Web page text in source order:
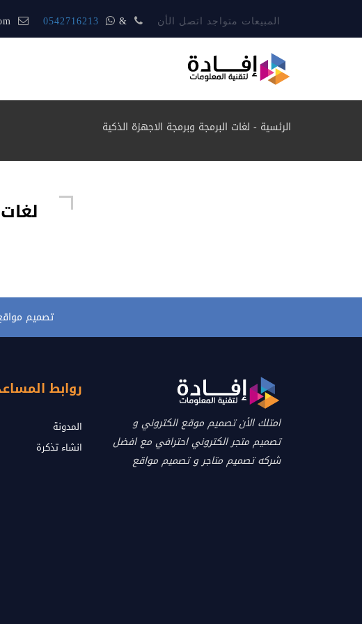
المبيعات متواجد اتصل الأن &
0542716213
الرئسية - لغات البرمجة وبرمجة الاجهزة الذكية
تصميم
امتلك الأن تصميم موقع الكتروني و
تصميم متجر الكتروني احترافي مع افضل
شركه تصميم متاجر و تصميم مواقع
روابط
المدونة
انشاء تذكرة